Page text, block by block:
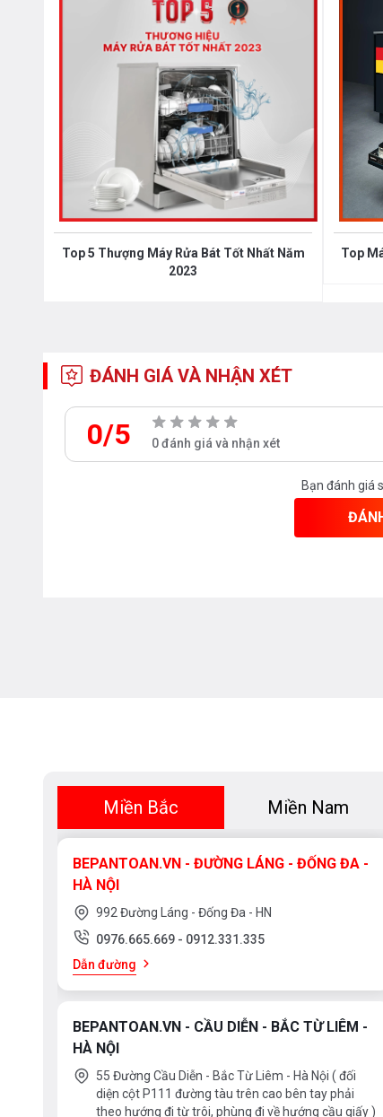
chuyển được, nó cũng tăng khả năng chịu tải của giỏ
cách thuận tiện nhất. Giỏ thứ ba mở ra một số tùy
Khi bạn kích hoạt chương trình Silence Plus, Máy Rửa
Nhờ quan hệ đối tác với Amazon Alexa, máy rửa bát
gia và ngôn ngữ của bạn hay không. Kích hoạt chức
Alexa với Máy Rửa Chén Bát Bosch SMS4HDW52E và
Top 5 Thượng Máy Rửa Bát Tốt Nhất Năm
2023
Top
ĐÁNH GIÁ VÀ NHẬN XÉT
0/5 0 đánh giá và nhận xét
Bạn đánh giá
Miền Bắc Miền Nam
BEPANTOAN.VN - ĐƯỜNG LÁNG - ĐỐNG ĐA -
HÀ NỘI
992 Đường Láng - Đống Đa - HN
0976.665.669 - 0912.331.335
Dẫn đường
BEPANTOAN.VN - CẦU DIỄN - BẮC TỪ LIÊM -
HÀ NỘI
55 Đường Cầu Diễn - Bắc Từ Liêm - Hà Nội ( đối
diện cột P111 đường tàu trên cao bên tay phải
theo hướng đi từ trôi, phùng đi về hướng cầu giấy )